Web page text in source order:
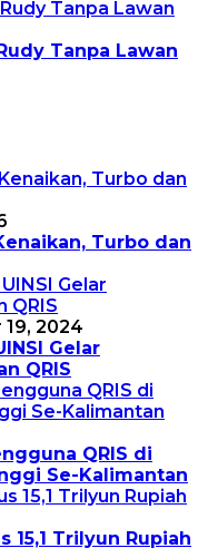
Tanpa Lawan
Turbo dan
2024
Gelar
QRIS
QRIS di
Se-Kalimantan
15,1 Trilyun Rupiah